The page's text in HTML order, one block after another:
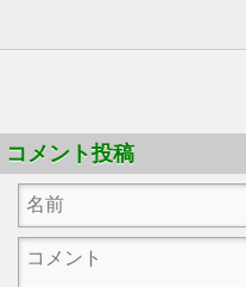
コメント投稿